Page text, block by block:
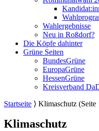
Wahlergebnisse
Neu in Roßdorf?
Die Köpfe dahinter
Grüne Seiten
BundesGrüne
EuropaGrüne
HessenGrüne
Kreisverband
Startseite ⟩ Klimaschutz (Seite
Klimaschutz